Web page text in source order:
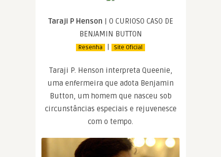
Taraji P Henson | O CURIOSO CASO DE
BENJAMIN BUTTON
Resenha Site Oficial
Taraji P. Henson interpreta Queenie,
uma enfermeira que adota Benjamin
Button, um homem que nasceu sob
circunstâncias especiais e rejuvenesce
com o tempo.